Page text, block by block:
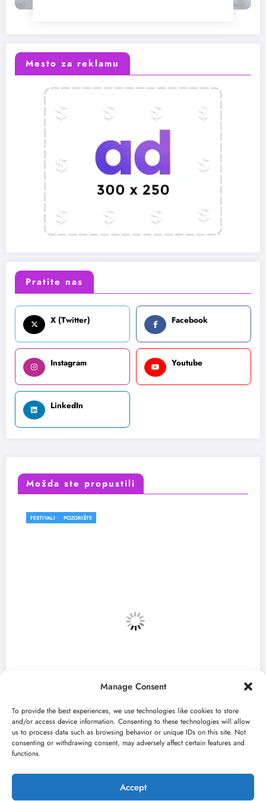
Manage Consent
To provide the best experiences, we use technologies like cookies to store
and/or access device information. Consenting to these technologies will allow
us to process data such as browsing behavior or unique IDs on this site. Not
consenting or withdrawing consent, may adversely affect certain features and
functions.
Accept
Mesto za reklamu
Pratite nas
X (Twitter) Facebook
Instagram Youtube
LinkedIn
Možda ste propustili
otvara 59. Bitef u